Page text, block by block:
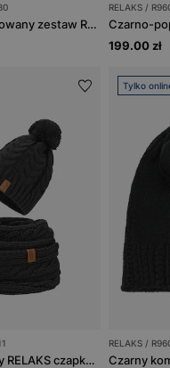
Popielaty cieniowany zestaw RELAKS czapka + komin
RELAKS /
199.00 zł
Zestaw zimowy RELAKS czapka + komin z domieszką wełny
Tylko
RELAKS /